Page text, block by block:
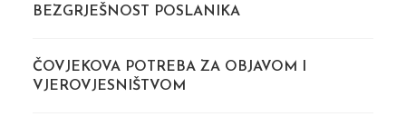
BEZGRJEŠNOST POSLANIKA
ČOVJEKOVA POTREBA ZA OBJAVOM I
VJEROVJESNIŠTVOM